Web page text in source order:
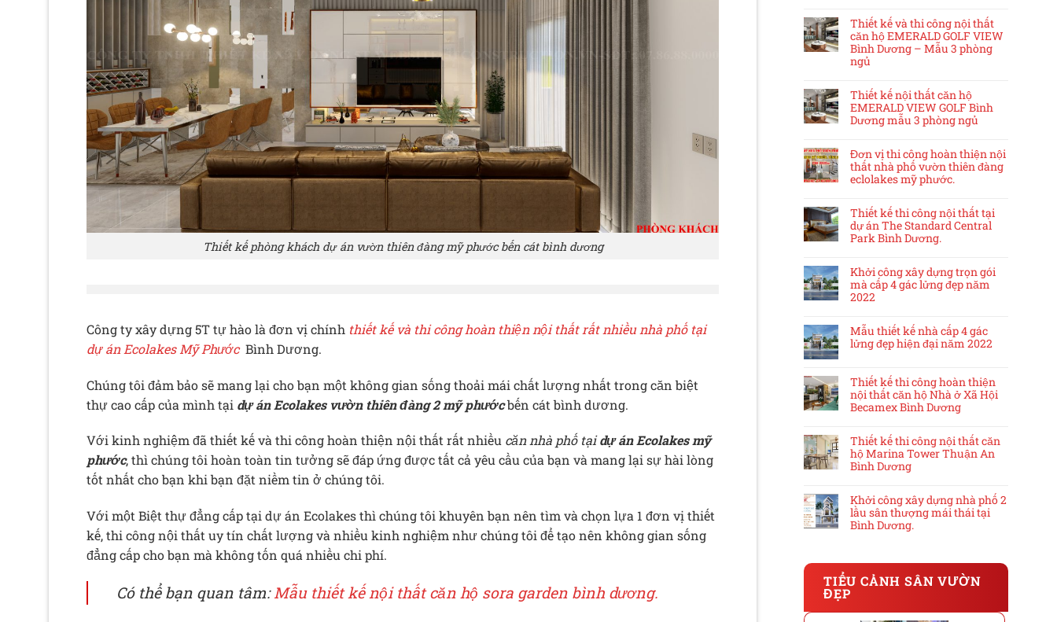
Thiết kế phòng khách dự án vườn thiên đàng mỹ phước bến cát bình dương
Công ty xây dựng 5T tự hào là đơn vị chính thiết kế và thi công hoàn thiện nội thất rất nhiều nhà phố tại
dự án Ecolakes Mỹ PhướcBình Dương.
Chúng tôi đảm bảo sẽ mang lại cho bạn một không gian sống thoải mái chất lượng nhất trong căn biệt
thự cao cấp của mình tại dự án Ecolakes vườn thiên đàng 2 mỹ phướcbến cát bình dương.
Với kinh nghiệm đã thiết kế và thi công hoàn thiện nội thất rất nhiều căn nhà phố tạidự án Ecolakes mỹ
phước, thì chúng tôi hoàn toàn tin tưởng sẽ đáp ứng được tất cả yêu cầu của bạn và mang lại sự hài lòng
tốt nhất cho bạn khi bạn đặt niềm tin ở chúng tôi.
Với một Biệt thự đẳng cấp tại dự án Ecolakes thì chúng tôi khuyên bạn nên tìm và chọn lựa 1 đơn vị thiết
kế, thi công nội thất uy tín chất lượng và nhiều kinh nghiệm như chúng tôi để tạo nên không gian sống
đẳng cấp cho bạn mà không tốn quá nhiều chi phí.
Có thể bạn quan tâm:Mẫu thiết kế nội thất căn hộ sora garden bình dương.
Thiết kế và thi công nội thất
căn hộ EMERALD GOLF VIEW
Bình Dương – Mẫu 3 phòng
ngủ
Thiết kế nội thất căn hộ
EMERALD VIEW GOLF Bình
Dương mẫu 3 phòng ngủ
Đơn vị thi công hoàn thiện nội
thất nhà phố vườn thiên đàng
eclolakes mỹ phước.
Thiết kế thi công nội thất tại
dự án The Standard Central
Park Bình Dương.
Khởi công xây dựng trọn gói
mà cấp 4 gác lửng đẹp năm
2022
Mẫu thiết kế nhà cấp 4 gác
lửng đẹp hiện đại năm 2022
Thiết kế thi công hoàn thiện
nội thất căn hộ Nhà ở Xã Hội
Becamex Bình Dương
Thiết kế thi công nội thất căn
hộ Marina Tower Thuận An
Bình Dương
Khởi công xây dựng nhà phố 2
lầu sân thượng mái thái tại
Bình Dương.
TIỂU CẢNH SÂN VƯỜN
ĐẸP